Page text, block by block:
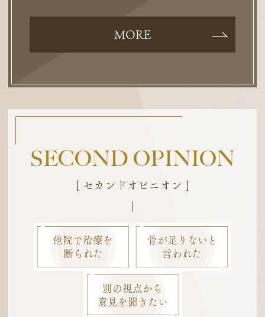
MORE
SECOND OPINION
[ セカンドオピニオン ]
他院で治療を
断られた
骨が足りないと
言われた
別の視点から
意見を聞きたい